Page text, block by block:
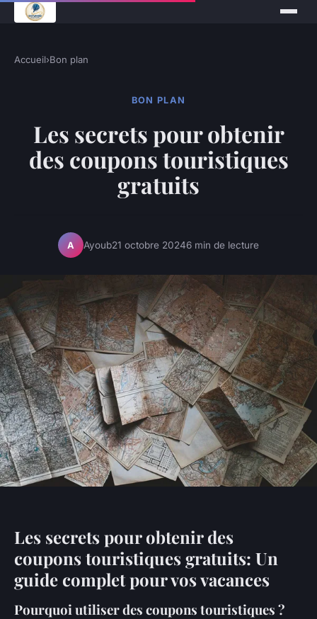
Accueil›Bon plan
BON PLAN
Les secrets pour obtenir
des coupons touristiques
gratuits
A Ayoub21 octobre 20246 min de lecture
Les secrets pour obtenir des
coupons touristiques gratuits: Un
guide complet pour vos vacances
Pourquoi utiliser des coupons touristiques ?